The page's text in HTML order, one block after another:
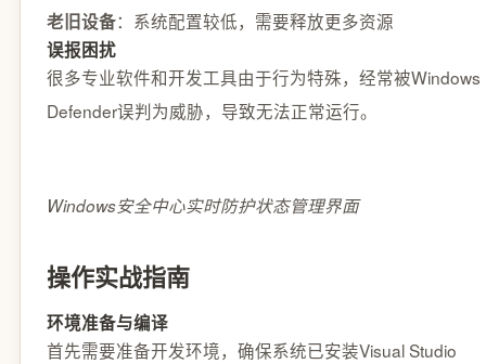
老旧设备：系统配置较低，需要释放更多资源
误报困扰
很多专业软件和开发工具由于行为特殊，经常被Windows
Defender误判为威胁，导致无法正常运行。
Windows安全中心实时防护状态管理界面
操作实战指南
环境准备与编译
首先需要准备开发环境，确保系统已安装Visual Studio